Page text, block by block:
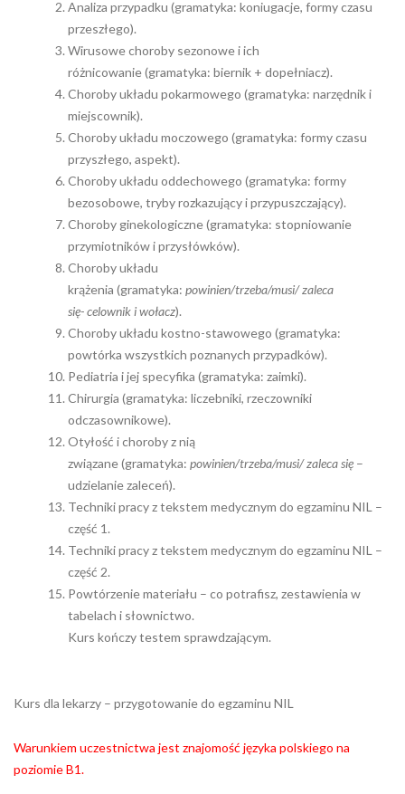
Analiza przypadku (gramatyka: koniugacje, formy czasu
przeszłego).
Wirusowe choroby sezonowe i ich
różnicowanie (gramatyka: biernik + dopełniacz).
Choroby układu pokarmowego (gramatyka: narzędnik i
miejscownik).
Choroby układu moczowego (gramatyka: formy czasu
przyszłego, aspekt).
Choroby układu oddechowego (gramatyka: formy
bezosobowe, tryby rozkazujący i przypuszczający).
Choroby ginekologiczne (gramatyka: stopniowanie
przymiotników i przysłówków).
Choroby układu
krążenia (gramatyka: powinien/trzeba/musi/ zaleca
się- celownik i wołacz).
Choroby układu kostno-stawowego (gramatyka:
powtórka wszystkich poznanych przypadków).
Pediatria i jej specyfika (gramatyka: zaimki).
Chirurgia (gramatyka: liczebniki, rzeczowniki
odczasownikowe).
Otyłość i choroby z nią
związane (gramatyka: powinien/trzeba/musi/ zaleca się –
udzielanie zaleceń).
Techniki pracy z tekstem medycznym do egzaminu NIL –
część 1.
Techniki pracy z tekstem medycznym do egzaminu NIL –
część 2.
Powtórzenie materiału – co potrafisz, zestawienia w
tabelach i słownictwo.
Kurs kończy testem sprawdzającym.
Kurs dla lekarzy – przygotowanie do egzaminu NIL
Warunkiem uczestnictwa jest znajomość języka polskiego na
poziomie B1.